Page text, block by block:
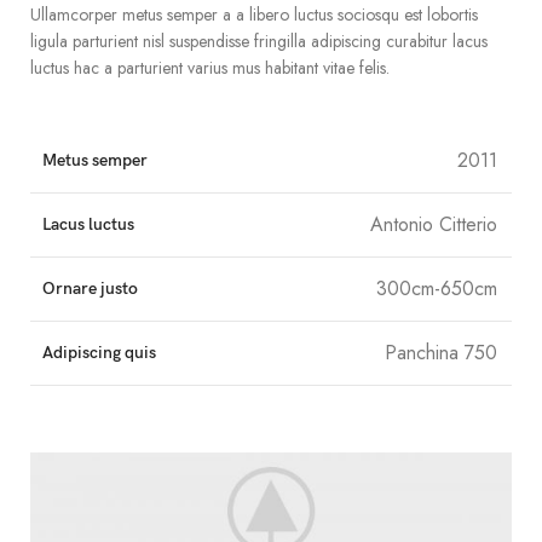
Ullamcorper metus semper a a libero luctus sociosqu est lobortis
ligula parturient nisl suspendisse fringilla adipiscing curabitur lacus
luctus hac a parturient varius mus habitant vitae felis.
Metus semper 2011
Lacus luctus Antonio Citterio
Ornare justo 300cm-650cm
Adipiscing quis Panchina 750